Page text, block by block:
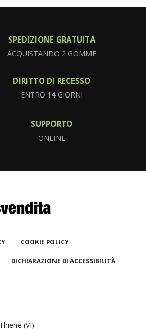
SPEDIZIONE GRATUITA
ACQUISTANDO 2 GOMME
DIRITTO DI RECESSO
ENTRO 14 GIORNI
SUPPORTO
ONLINE
COOKIE POLICY
DICHIARAZIONE DI ACCESSIBILITÀ
(VI)